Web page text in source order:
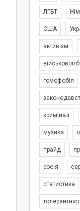
ЛГБТ
США
активізм
гомофобія
кримінал
музика
прайд
росія
статистика